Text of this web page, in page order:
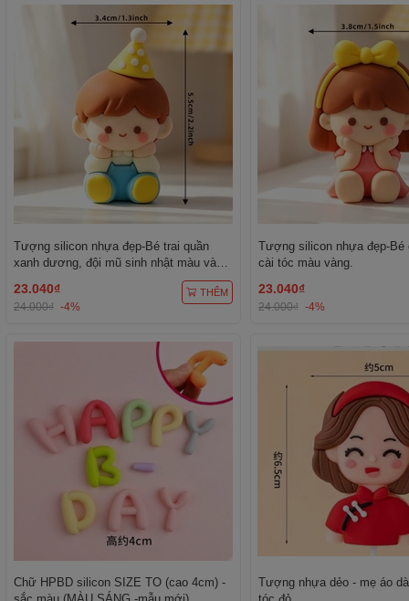
Tượng silicon nhựa đẹp-Bé trai quần
xanh dương, đội mũ sinh nhật màu vàng
23.040₫
24.000₫ -4%
THÊM
Tượng silicon nhựa đẹp-Bé
cài tóc màu vàng.
23.040₫
24.000₫ -4%
Chữ HPBD silicon SIZE TO (cao 4cm) -
Tượng nhựa dẻo - mẹ áo